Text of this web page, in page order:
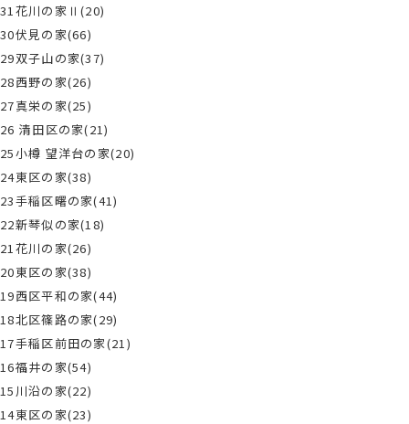
31花川の家Ⅱ(20)
30伏見の家(66)
29双子山の家(37)
28西野の家(26)
27真栄の家(25)
26 清田区の家(21)
25小樽 望洋台の家(20)
24東区の家(38)
23手稲区曙の家(41)
22新琴似の家(18)
21花川の家(26)
20東区の家(38)
19西区平和の家(44)
18北区篠路の家(29)
17手稲区前田の家(21)
16福井の家(54)
15川沿の家(22)
14東区の家(23)